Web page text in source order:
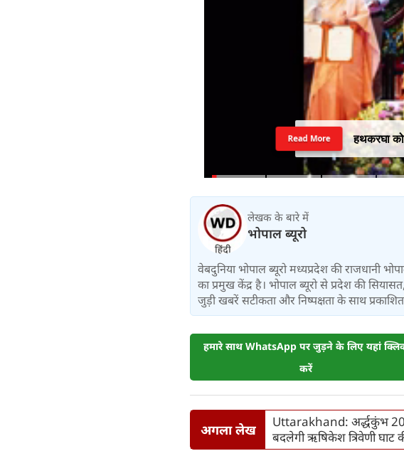
हथकरघा को
Read More
लेखक के बारे में
भोपाल ब्यूरो
वेबदुनिया भोपाल ब्यूरो मध्यप्रदेश की राजधानी
का प्रमुख केंद्र है। भोपाल ब्यूरो से प्रदेश की
जुड़ी खबरें सटीकता और निष्पक्षता के साथ
हमारे साथ WhatsApp पर जुड़ने के लिए यहां
करें
अगला लेख
Uttarakhand: अर्द्धकुंभ
बदलेगी ऋषिकेश त्रिवेणी घाट